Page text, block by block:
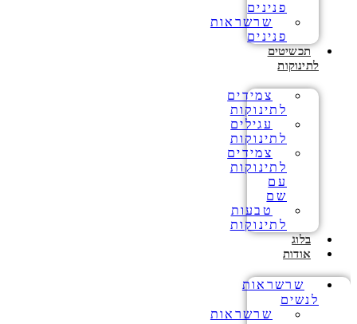
פנינים
שרשראות
פנינים
תכשיטים
לתינוקות
צמידים
לתינוקות
עגילים
לתינוקות
צמידים
לתינוקות
עם
שם
טבעות
לתינוקות
בלוג
אודות
שרשראות
לנשים
שרשראות